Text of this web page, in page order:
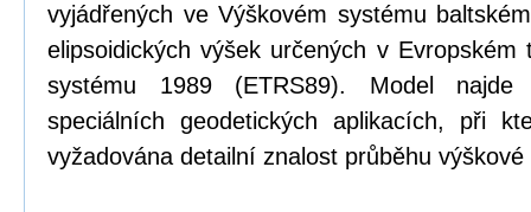
vyjádřených ve Výškovém systému
elipsoidických výšek určených v Evropském
systému 1989 (ETRS89). Model
speciálních geodetických aplikacích, při
vyžadována detailní znalost průběhu výškové